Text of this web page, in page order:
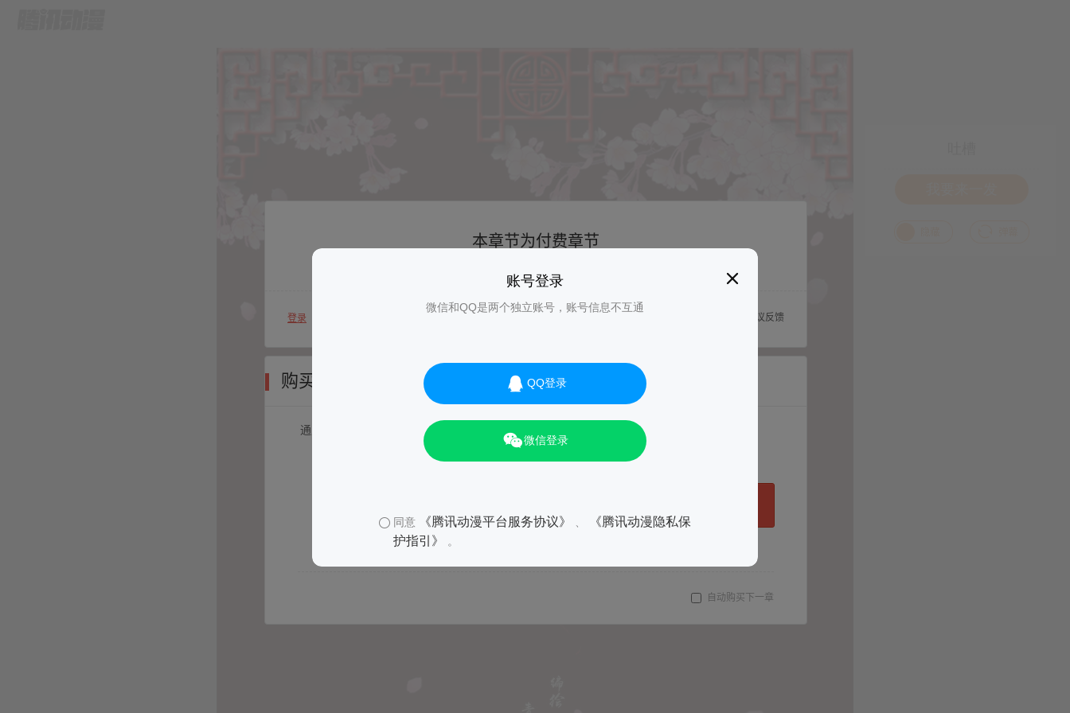
账号登录
微信和QQ是两个独立账号，账号信息不互通
QQ登录
微信登录
同意 《腾讯动漫平台服务协议》
《腾讯动漫隐私保
护指引》
。
01